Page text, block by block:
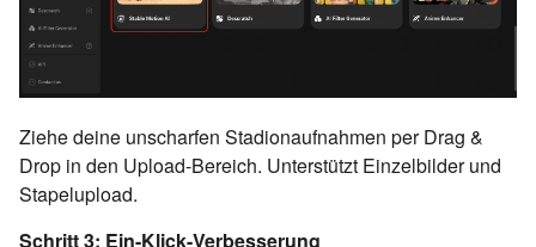
Ziehe deine unscharfen Stadionaufnahmen per Drag &
Drop in den Upload-Bereich. Unterstützt Einzelbilder und
Stapelupload.
Schritt 3: Ein-Klick-Verbesserung